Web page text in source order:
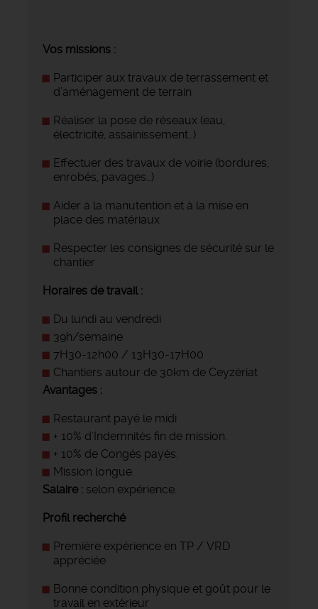
Vos missions :
Participer aux travaux de terrassement et
d’aménagement de terrain
Réaliser la pose de réseaux (eau,
électricité, assainissement…)
Effectuer des travaux de voirie (bordures,
enrobés, pavages…)
Aider à la manutention et à la mise en
place des matériaux
Respecter les consignes de sécurité sur le
chantier
Horaires de travail :
Du lundi au vendredi
39h/semaine
7H30-12h00 / 13H30-17H00
Chantiers autour de 30km de Ceyzériat
Avantages :
Restaurant payé le midi
+ 10% d'Indemnités fin de mission.
+ 10% de Congés payés.
Mission longue.
Salaire : selon expérience.
Profil recherché
Première expérience en TP / VRD
appréciée
Bonne condition physique et goût pour le
travail en extérieur